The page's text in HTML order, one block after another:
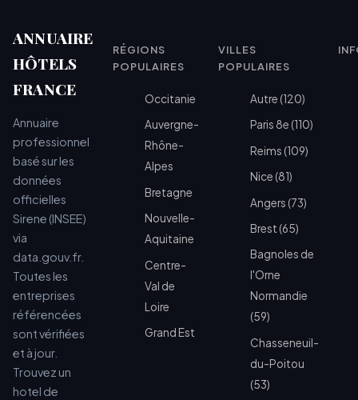
ANNUAIRE
HÔTELS
FRANCE
Annuaire
professionnel
basé sur les
données
officielles
Sirene (INSEE)
via
data.gouv.fr.
Toutes les
entreprises
référencées
sont vérifiées
et à jour.
Trouvez un
hotel de
RÉGIONS
POPULAIRES
Occitanie
Auvergne-
Rhône-
Alpes
Bretagne
Nouvelle-
Aquitaine
Centre-
Val de
Loire
Grand Est
VILLES
POPULAIRES
Autre (120)
Paris 8e (110)
Reims (109)
Nice (81)
Angers (73)
Brest (65)
Bagnoles de
l'Orne
Normandie
(59)
Chasseneuil-
du-Poitou
(53)